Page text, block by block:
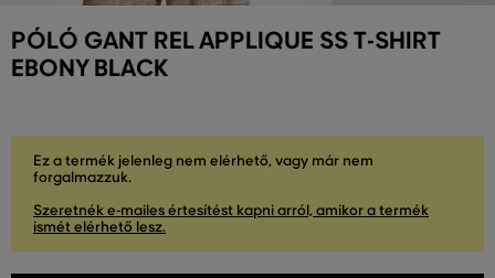
PÓLÓ GANT REL APPLIQUE SS T-SHIRT
EBONY BLACK
Ez a termék jelenleg nem elérhető, vagy már nem
forgalmazzuk.
Szeretnék e-mailes értesítést kapni arról, amikor a termék
ismét elérhető lesz.